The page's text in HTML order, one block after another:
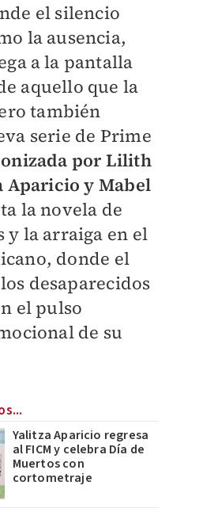
el silencio
la ausencia,
a la pantalla
aquello que la
también
serie de Prime
por Lilith
Aparicio y Mabel
la novela de
y la arraiga en el
donde el
desaparecidos
el pulso
de su
Yalitza Aparicio regresa
al FICM y celebra Día de
Muertos con
cortometraje